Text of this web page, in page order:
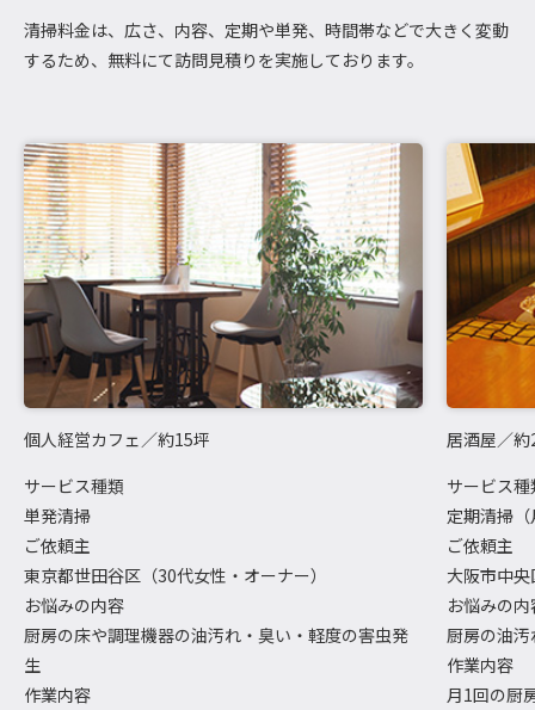
清掃料金は、広さ、内容、定期や単発、時間帯などで大きく変動
するため、無料にて訪問見積りを実施しております。
個人経営カフェ／約15坪
サービス種類
単発清掃
ご依頼主
東京都世田谷区（30代女性・オーナー）
お悩みの内容
厨房の床や調理機器の油汚れ・臭い・軽度の害虫発
生
作業内容
居酒屋／
サービス種
定期清掃
ご依頼主
大阪市中
お悩みの内
厨房の油
作業内容
月1回の厨